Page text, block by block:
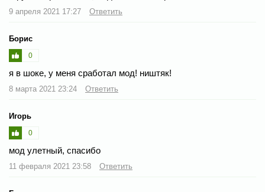
9 апреля 2021 17:27 Ответить
Борис
0
я в шоке, у меня сработал мод! ништяк!
8 марта 2021 23:24 Ответить
Игорь
0
мод улетный, спасибо
11 февраля 2021 23:58 Ответить